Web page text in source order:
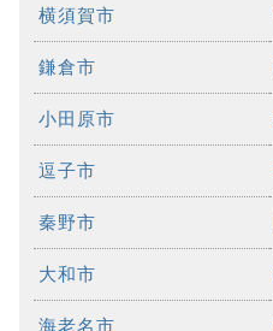
横須賀市
鎌倉市
小田原市
逗子市
秦野市
大和市
海老名市